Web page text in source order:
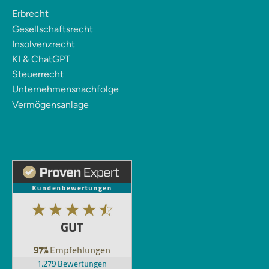
Erbrecht
Gesellschaftsrecht
Insolvenzrecht
KI & ChatGPT
Steuerrecht
Unternehmensnachfolge
Vermögensanlage